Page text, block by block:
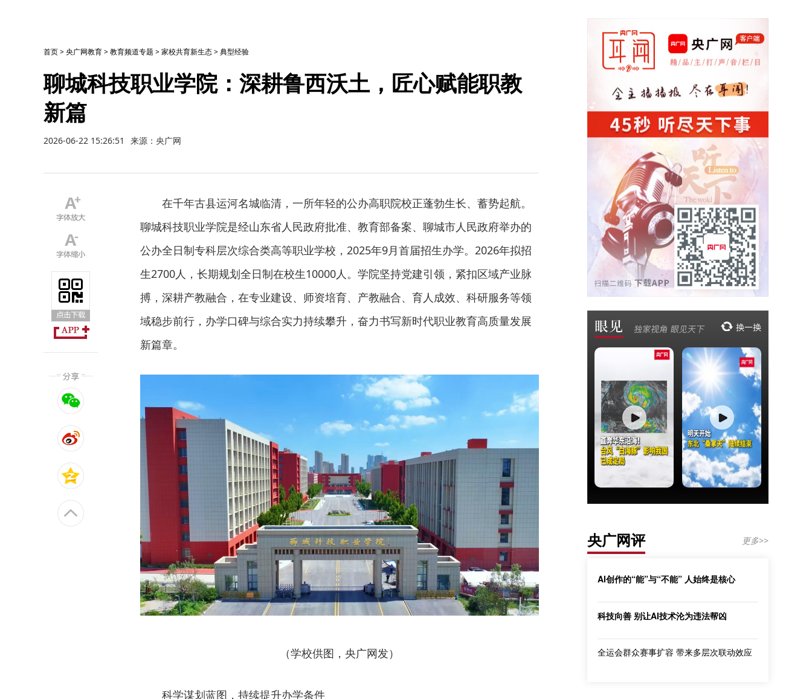
首页>央广网教育>教育频道专题 >家校共育新生态>典型经验
聊城科技职业学院：深耕鲁西沃土，匠心赋能职教
新篇
2026-06-22 15:26:51 来源：央广网
在千年古县运河名城临清，一所年轻的公办高职院校正蓬勃生长、蓄势起航。
聊城科技职业学院是经山东省人民政府批准、教育部备案、聊城市人民政府举办的
公办全日制专科层次综合类高等职业学校，2025年9月首届招生办学。2026年拟招
生2700人，长期规划全日制在校生10000人。学院坚持党建引领，紧扣区域产业脉
搏，深耕产教融合，在专业建设、师资培育、产教融合、育人成效、科研服务等领
域稳步前行，办学口碑与综合实力持续攀升，奋力书写新时代职业教育高质量发展
新篇章。
（学校供图，央广网发）
科学谋划蓝图，持续提升办学条件
央广网评 更多>>
AI创作的“能”与“不能” 人始终是核心
科技向善 别让AI技术沦为违法帮凶
全运会群众赛事扩容 带来多层次联动效应